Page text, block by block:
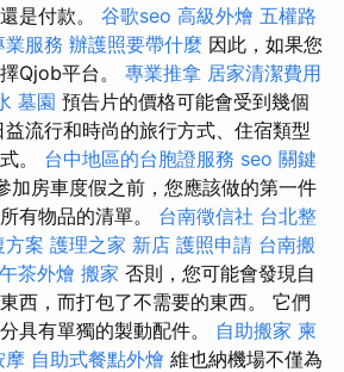
是付款。 谷歌seo 高級外燴 五權路
業服務 辦護照要帶什麼 因此，如果您
Qjob平台。 專業推拿 居家清潔費用
墓園 預告片的價格可能會受到幾個
流行和時尚的旅行方式、住宿類型
。 台中地區的台胞證服務 seo 關鍵
加房車度假之前，您應該做的第一件
有物品的清單。 台南徵信社 台北整
方案 護理之家 新店 護照申請 台南搬
茶外燴 搬家 否則，您可能會發現自
西，而打包了不需要的東西。 它們
具有單獨的製動配件。 自助搬家 柬
摩 自助式餐點外燴 維也納機場不僅為